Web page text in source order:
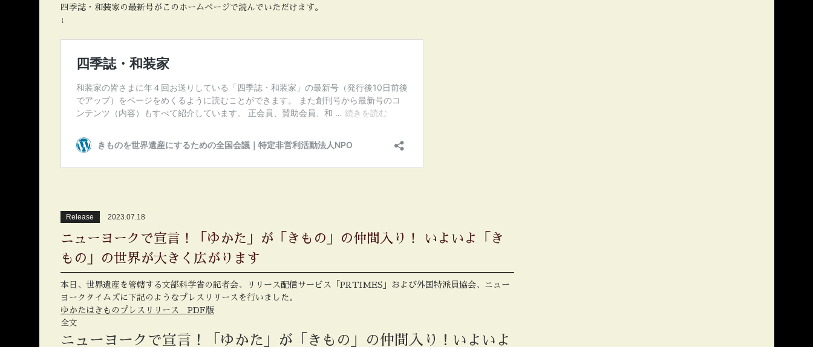
四季誌・和装家の最新号がこのホームページで読んでいただけます。
↓
Release 2023.07.18
ニューヨークで宣言！「ゆかた」が「きもの」の仲間入り！ いよいよ「き
もの」の世界が大きく広がります
本日、世界遺産を管轄する文部科学省の記者会、リリース配信サービス「PRTIMES」および外国特派員協会、ニュー
ヨークタイムズに下記のようなプレスリリースを行いました。
ゆかたはきものプレスリリース PDF版
全文
ニューヨークで宣言！「ゆかた」が「きもの」の仲間入り！いよいよ